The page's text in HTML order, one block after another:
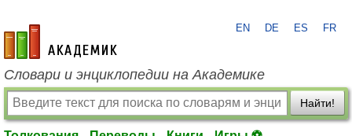
academic.ru
EN DE ES FR
Словари и энциклопедии на Академике
Найти!